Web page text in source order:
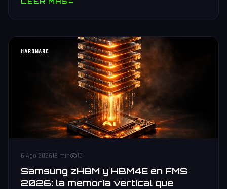
HARDWARE
6 Ago 202616 min 15
Samsung zHBM y HBM4E en FMS
2026: la memoria vertical que